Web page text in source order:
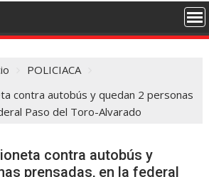
POLICIACA
contra autobús y quedan 2 personas
Paso del Toro-Alvarado
contra autobús y
prensadas, en la federal